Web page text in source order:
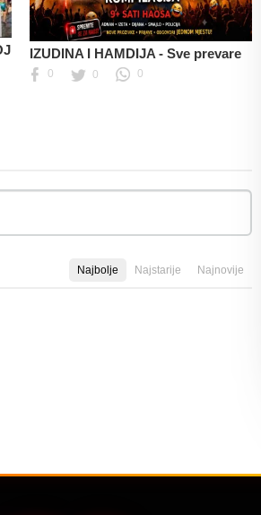
IZUDINA I HAMDIJA - Sve prevare
0 0 0
Najbolje Najstarije Najnovije